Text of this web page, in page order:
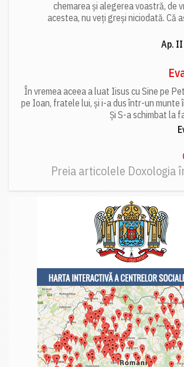
chemarea și alegerea voastră, de
acestea, nu veți greși niciodată. Că
Ap.
În vremea aceea a luat Iisus cu Sine pe
pe Ioan, fratele lui, și i-a dus într-un munte
Și S-a schimbat la
Preia articolele Doxologia